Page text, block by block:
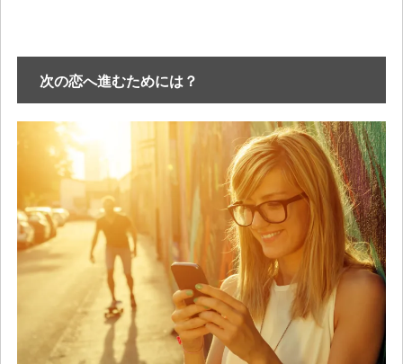
次の恋へ進むためには？